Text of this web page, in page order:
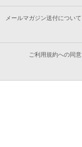
メールマガジン送付について
ご利用規約への同意